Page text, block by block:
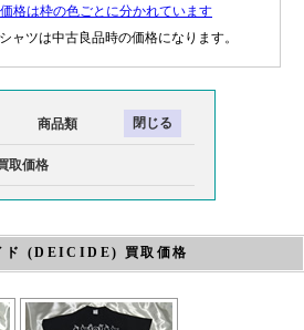
格は枠の色ごとに分かれています
ャツは中古良品時の価格になります。
類
取価格
ド (DEICIDE) 買取価格